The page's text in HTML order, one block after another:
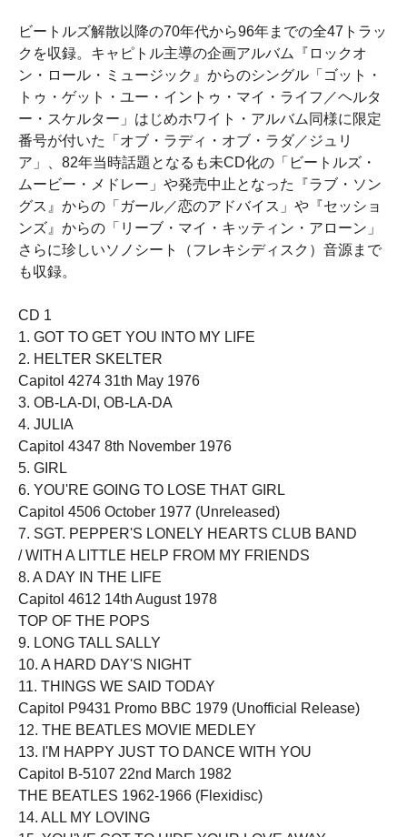
ビートルズ解散以降の70年代から96年までの全47トラッ
クを収録。キャピトル主導の企画アルバム『ロックオ
ン・ロール・ミュージック』からのシングル「ゴット・
トゥ・ゲット・ユー・イントゥ・マイ・ライフ／ヘルタ
ー・スケルター」はじめホワイト・アルバム同様に限定
番号が付いた「オブ・ラディ・オブ・ラダ／ジュリ
ア」、82年当時話題となるも未CD化の「ビートルズ・
ムービー・メドレー」や発売中止となった『ラブ・ソン
グス』からの「ガール／恋のアドバイス」や『セッショ
ンズ』からの「リーブ・マイ・キッティン・アローン」
さらに珍しいソノシート（フレキシディスク）音源まで
も収録。
CD 1
1. GOT TO GET YOU INTO MY LIFE
2. HELTER SKELTER
Capitol 4274 31th May 1976
3. OB-LA-DI, OB-LA-DA
4. JULIA
Capitol 4347 8th November 1976
5. GIRL
6. YOU'RE GOING TO LOSE THAT GIRL
Capitol 4506 October 1977 (Unreleased)
7. SGT. PEPPER'S LONELY HEARTS CLUB BAND
/ WITH A LITTLE HELP FROM MY FRIENDS
8. A DAY IN THE LIFE
Capitol 4612 14th August 1978
TOP OF THE POPS
9. LONG TALL SALLY
10. A HARD DAY'S NIGHT
11. THINGS WE SAID TODAY
Capitol P9431 Promo BBC 1979 (Unofficial Release)
12. THE BEATLES MOVIE MEDLEY
13. I'M HAPPY JUST TO DANCE WITH YOU
Capitol B-5107 22nd March 1982
THE BEATLES 1962-1966 (Flexidisc)
14. ALL MY LOVING